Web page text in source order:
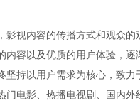
影视内容的传播方式和观众
内容以及优质的用户体验，逐
坚持以用户需求为核心，致
门电影、热播电视剧、国内